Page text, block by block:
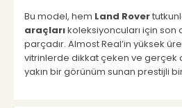
Bu model, hem Land Rover
araçlarıkoleksiyoncuları için
parçadır. Almost Real’in yüksek
vitrinlerde dikkat çeken ve
yakın bir görünüm sunan prestijli